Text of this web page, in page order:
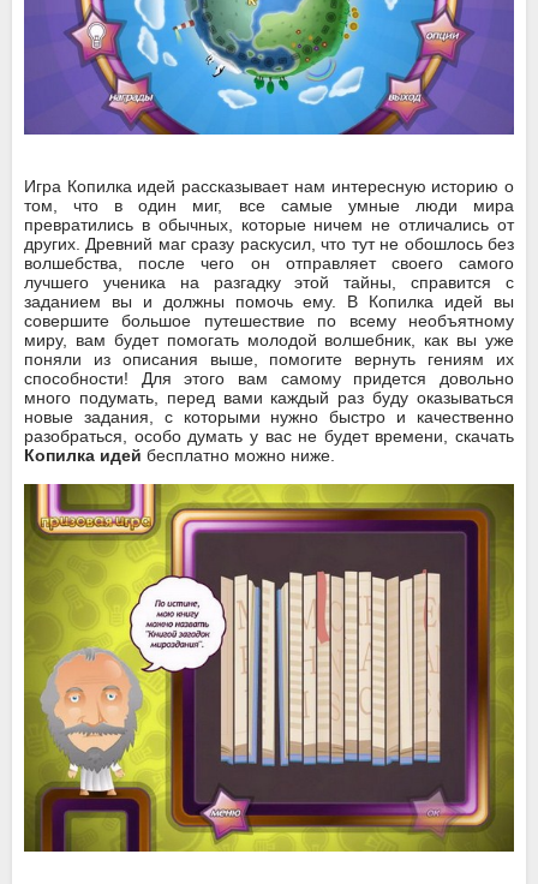
Игра Копилка идей рассказывает нам интересную историю о
том, что в один миг, все самые умные люди мира
превратились в обычных, которые ничем не отличались от
других. Древний маг сразу раскусил, что тут не обошлось без
волшебства, после чего он отправляет своего самого
лучшего ученика на разгадку этой тайны, справится с
заданием вы и должны помочь ему. В Копилка идей вы
совершите большое путешествие по всему необъятному
миру, вам будет помогать молодой волшебник, как вы уже
поняли из описания выше, помогите вернуть гениям их
способности! Для этого вам самому придется довольно
много подумать, перед вами каждый раз буду оказываться
новые задания, с которыми нужно быстро и качественно
разобраться, особо думать у вас не будет времени, скачать
Копилка идей бесплатно можно ниже.